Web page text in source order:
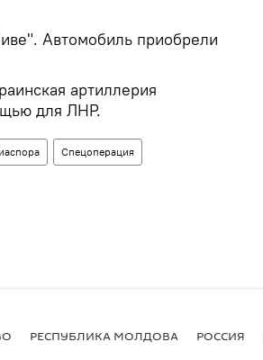
Автомобиль приобрели
артиллерия
для ЛНР.
Спецоперация
РЕСПУБЛИКА МОЛДОВА РОССИЯ